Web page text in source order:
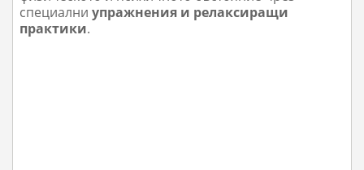
специалниупражнения и релаксиращи
практики.